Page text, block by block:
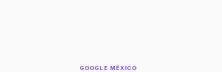
GOOGLE MÉXICO